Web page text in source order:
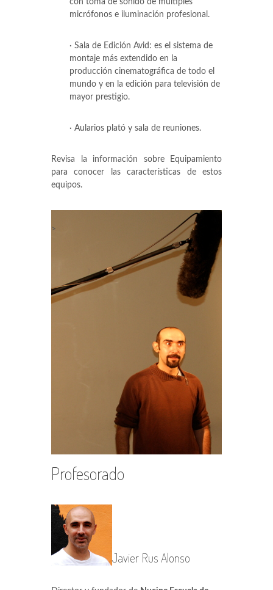
con toma de sonido de múltiples
micrófonos e iluminación profesional.
· Sala de Edición Avid: es el sistema de
montaje más extendido en la
producción cinematográfica de todo el
mundo y en la edición para televisión de
mayor prestigio.
· Aularios plató y sala de reuniones.
Revisa la información sobre Equipamiento
para conocer las características de estos
equipos.
>
Profesorado
Javier Rus Alonso